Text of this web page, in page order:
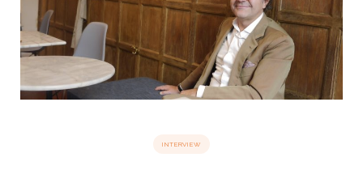
LE DÉCOR ITALIEN
INTERVIEW